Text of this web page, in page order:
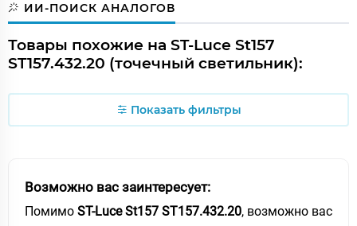
ИИ-ПОИСК АНАЛОГОВ
Товары похожие на ST-Luce St157
ST157.432.20 (точечный светильник):
Показать фильтры
Возможно вас заинтересует:
Помимо ST-Luce St157 ST157.432.20, возможно вас